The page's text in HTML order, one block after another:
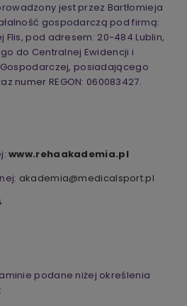
jest przez Bartłomieja
gospodarczą pod firmą:
Flis, pod adresem: 20-484 Lublin,
do Centralnej Ewidencji i
posiadającego
numer REGON: 060083427.
www.rehaakademia.pl
akademia@medicalsport.pl
podane niżej określenia